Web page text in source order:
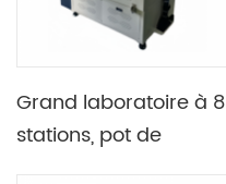
Grand laboratoire à 8
stations, pot de